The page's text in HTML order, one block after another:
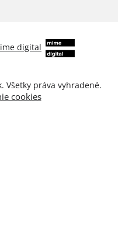
digital
. Všetky práva vyhradené.
cookies